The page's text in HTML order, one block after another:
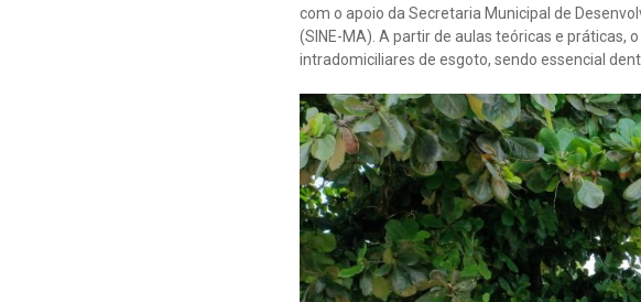
com o apoio da Secretaria Municipal de
(SINE-MA). A partir de aulas teóricas e práticas,
intradomiciliares de esgoto, sendo essencial